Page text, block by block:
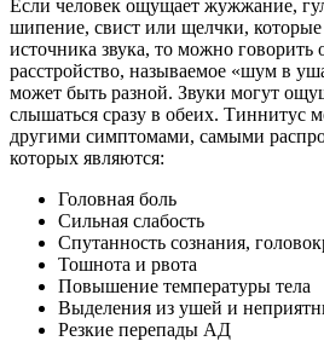
Если человек ощущает жужжание,
шипение, свист или щелчки,
источника звука, то можно говорить
расстройство, называемое «шум в
может быть разной. Звуки могут
слышаться сразу в обеих. Тиннитус
другими симптомами, самыми
которых являются:
Головная боль
Сильная слабость
Спутанность сознания,
Тошнота и рвота
Повышение температуры тела
Выделения из ушей и
Резкие перепады АД